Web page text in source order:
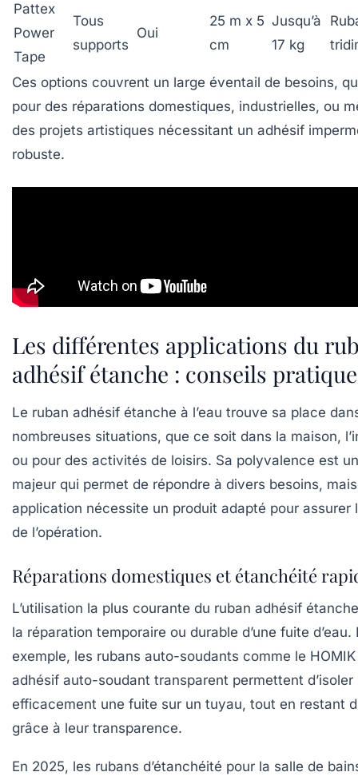
Pattex
Power
Tape
Tous
supports
Oui
25 m x 5
cm
Jusqu’à
17 kg
Ces options couvrent un large éventail de besoins,
pour des réparations domestiques, industrielles, ou
des projets artistiques nécessitant un adhésif
robuste.
Les différentes applications du
adhésif étanche : conseils
Le ruban adhésif étanche à l’eau trouve sa place
nombreuses situations, que ce soit dans la maison,
ou pour des activités de loisirs. Sa polyvalence est
majeur qui permet de répondre à divers besoins,
application nécessite un produit adapté pour assurer
de l’opération.
Réparations domestiques et étanchéité
L’utilisation la plus courante du ruban adhésif
la réparation temporaire ou durable d’une fuite d’eau.
exemple, les rubans auto-soudants comme le
adhésif auto-soudant transparent permettent d’isoler
efficacement une fuite sur un tuyau, tout en restant
grâce à leur transparence.
En 2025, les rubans d’étanchéité pour la salle de